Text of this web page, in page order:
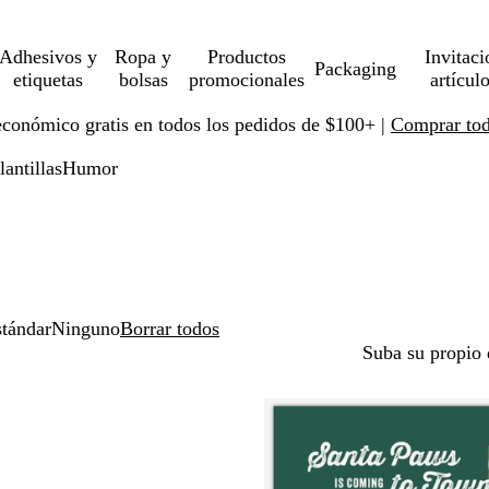
y
etiquetas
Ropa y
bolsas
Productos
promocionales
Packaging
gratis en todos los pedidos de $100+ | Comprar
Humor
NingunoBorrar todos
Suba su propio